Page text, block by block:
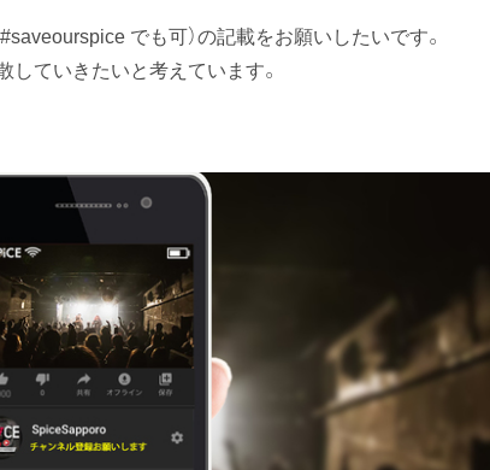
でも可）の記載をお願いしたいです。
していきたいと考えています。